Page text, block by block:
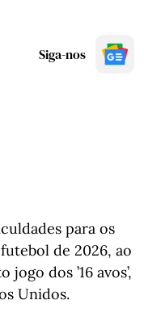
Siga-nos
para os
de 2026, ao
dos ’16 avos’,
Unidos.